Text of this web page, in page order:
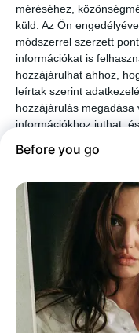
méréséhez,
küld. Az Ön
módszerrel szerzett
információkat is
hozzájárulhat ahhoz,
leírtak szerint
hozzájárulás
információkhoz juthat,
Felhívjuk figyelmét,
kezeléséhez nem
jogában áll tiltakozni az
beállításai csak erre a
megváltoztathatja a
hozzájárulását, ha
alján található